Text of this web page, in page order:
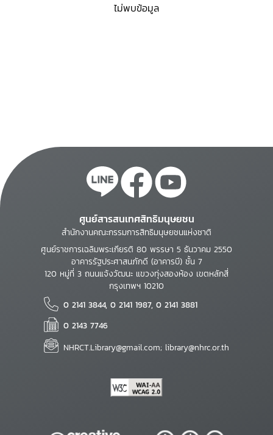
ไม่พบข้อมูล
ศูนย์สารสนเทศสิทธิมนุษยชน
สำนักงานคณะกรรมการสิทธิมนุษยชนแห่งชาติ
ศูนย์ราชการเฉลิมพระเกียรติ 80 พรรษา 5 ธันวาคม 2550
อาคารรัฐประศาสนภักดี (อาคารบี) ชั้น 7
120 หมู่ที่ 3 ถนนแจ้งวัฒนะ แขวงทุ่งสองห้อง เขตหลักสี่
กรุงเทพฯ 10210
0 2141 3844, 0 2141 1987, 0 2141 3881
0 2143 7746
NHRCT.Library@gmail.com; library@nhrc.or.th